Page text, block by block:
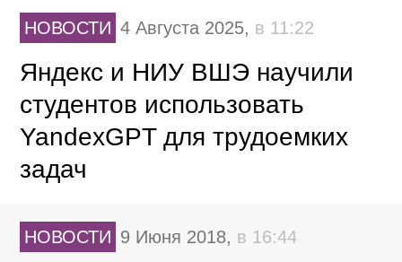
НОВОСТИ 4 Августа 2025, в 11:22
Яндекс и НИУ ВШЭ научили
студентов использовать
YandexGPT для трудоемких
задач
НОВОСТИ 9 Июня 2018, в 16:44